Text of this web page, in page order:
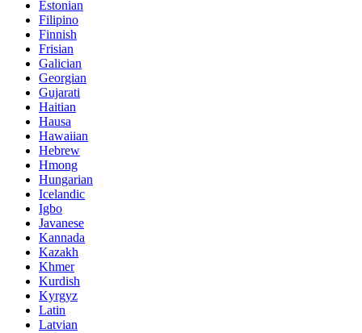
Estonian
Filipino
Finnish
Frisian
Galician
Georgian
Gujarati
Haitian
Hausa
Hawaiian
Hebrew
Hmong
Hungarian
Icelandic
Igbo
Javanese
Kannada
Kazakh
Khmer
Kurdish
Kyrgyz
Latin
Latvian